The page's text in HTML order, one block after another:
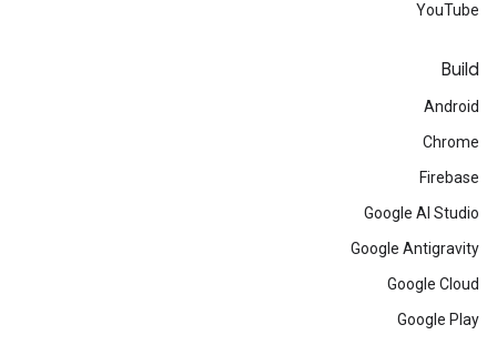
YouTube
Build
Android
Chrome
Firebase
Google AI Studio
Google Antigravity
Google Cloud
Google Play